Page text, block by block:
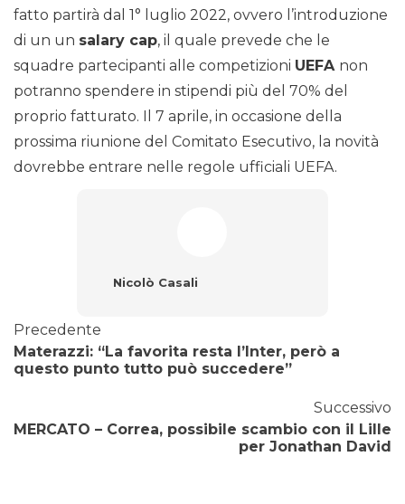
fatto partirà dal 1° luglio 2022, ovvero l’introduzione
di un un salary cap, il quale prevede che le
squadre partecipanti alle competizioni UEFA non
potranno spendere in stipendi più del 70% del
proprio fatturato. Il 7 aprile, in occasione della
prossima riunione del Comitato Esecutivo, la novità
dovrebbe entrare nelle regole ufficiali UEFA.
Nicolò Casali
Precedente
Materazzi: “La favorita resta l’Inter, però a
questo punto tutto può succedere”
Successivo
MERCATO – Correa, possibile scambio con il Lille
per Jonathan David